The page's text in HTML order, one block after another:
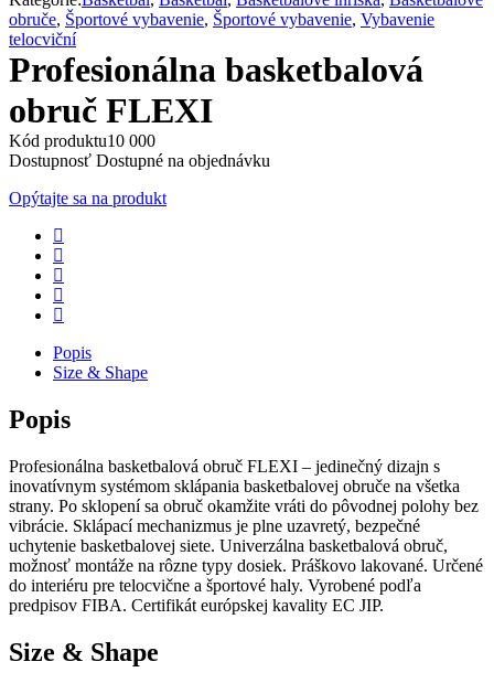
obruče, Športové vybavenie, Športové vybavenie, Vybavenie
telocviční
Profesionálna basketbalová
obruč FLEXI
Kód produktu10 000
Dostupnosť Dostupné na objednávku
Opýtajte sa na produkt
Popis
Size & Shape
Popis
Profesionálna basketbalová obruč FLEXI – jedinečný dizajn s
inovatívnym systémom sklápania basketbalovej obruče na všetka
strany. Po sklopení sa obruč okamžite vráti do pôvodnej polohy bez
vibrácie. Sklápací mechanizmus je plne uzavretý, bezpečné
uchytenie basketbalovej siete. Univerzálna basketbalová obruč,
možnosť montáže na rôzne typy dosiek. Práškovo lakované. Určené
do interiéru pre telocvične a športové haly. Vyrobené podľa
predpisov FIBA. Certifikát európskej kavality EC JIP.
Size & Shape